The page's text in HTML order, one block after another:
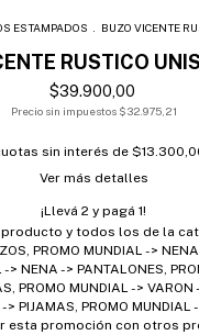
ESTAMPADOS . BUZO VICENTE
RUSTICO
$39.900,00
Precio sin impuestos $32.975,21
sin interés de
Ver más detalles
¡Llevá 2 y pagá 1!
y todos los de la
PROMO MUNDIAL ->
-> NENA -> PANTALONES,
PROMO MUNDIAL -> VARON
> PIJAMAS, PROMO MUNDIAL
esta promoción con otros